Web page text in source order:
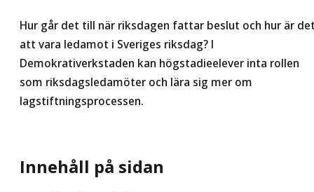
Hur går det till när riksdagen fattar beslut och hur är
att vara ledamot i Sveriges riksdag? I
Demokrativerkstaden kan högstadieelever inta rollen
som riksdagsledamöter och lära sig mer om
lagstiftningsprocessen.
Innehåll på sidan